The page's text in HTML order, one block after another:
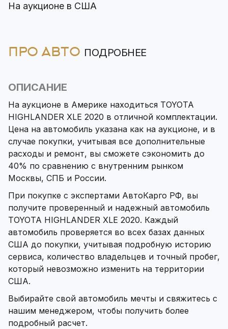
На аукционе в США
ПРО АВТО ПОДРОБНЕЕ
ОПИСАНИЕ
На аукционе в Америке находиться TOYOTA
HIGHLANDER XLE 2020 в отличной комплектации.
Цена на автомобиль указана как на аукционе, и в
случае покупки, учитывая все дополнительные
расходы и ремонт, вы сможете сэкономить до
40% по сравнению с внутренним рынком
Москвы, СПБ и России.
При покупке с экспертами АвтоКарго РФ, вы
получите проверенный и надежный автомобиль
TOYOTA HIGHLANDER XLE 2020. Каждый
автомобиль проверяется во всех базах данных
США до покупки, учитывая подробную историю
сервиса, количество владельцев и точный пробег,
который невозможно изменить на территории
США.
Выбирайте свой автомобиль мечты и свяжитесь с
нашим менеджером, чтобы получить более
подробный расчет.